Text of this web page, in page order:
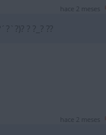
hace 2 meses
? ?_? ??
hace 2 meses